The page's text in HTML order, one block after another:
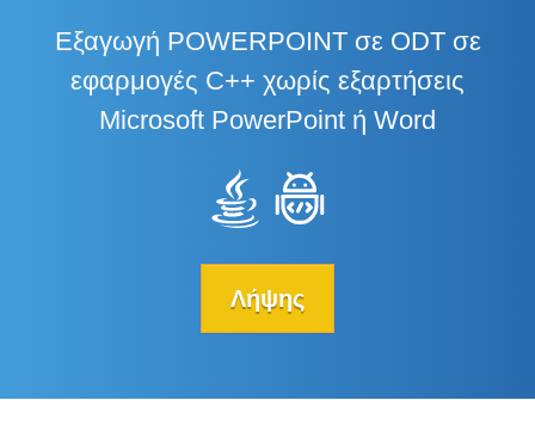
Εξαγωγή POWERPOINT σε ODT σε
εφαρμογές C++ χωρίς εξαρτήσεις
Microsoft PowerPoint ή Word
Λήψης